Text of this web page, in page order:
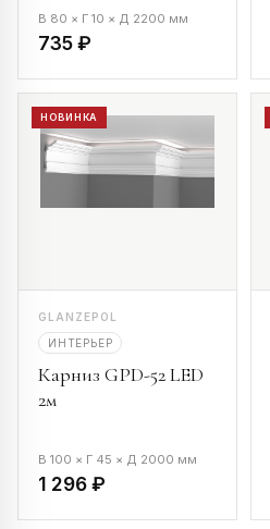
В 80 × Г 10 × Д 2200 мм
735 ₽
НОВИНКА
GLANZEPOL
ИНТЕРЬЕР
Карниз GPD-52 LED
2м
В 100 × Г 45 × Д 2000 мм
1 296 ₽